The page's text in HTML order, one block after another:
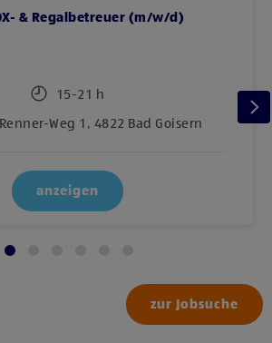
& Regalbetreuer (m/w/d)
15-21 h
Weg 1, 4822 Bad Goisern
anzeigen
zur Jobsuche